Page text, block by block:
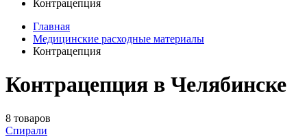
Контрацепция
Главная
Медицинские расходные материалы
Контрацепция
Контрацепция в Челябинске
8 товаров
Спирали